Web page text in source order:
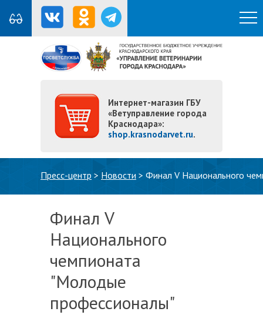
Интернет-магазин ГБУ
«Ветуправление города
Краснодара»:
shop.krasnodarvet.ru.
Пресс-центр > Новости > Финал V Национального
Финал V
Национального
чемпионата
"Молодые
профессионалы"